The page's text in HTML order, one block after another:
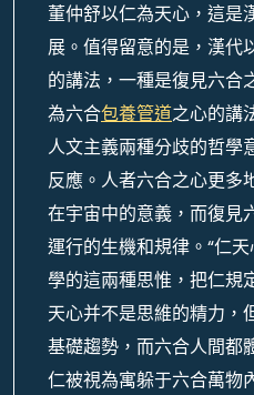
董仲舒以仁為天心，這是
展。值得留意的是，漢代
的講法，一種是復見六合
為六合包養管道之心的講
人文主義兩種分歧的哲學
反應。人者六合之心更多
在宇宙中的意義，而復見
運行的生機和規律。“仁
學的這兩種思惟，把仁規
天心并不是思維的精力，
基礎趨勢，而六合人間都
仁被視為寓躲于六合萬物